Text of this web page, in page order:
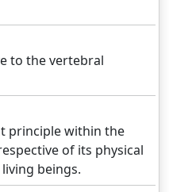
to the vertebral
principle within the
of its physical
beings.